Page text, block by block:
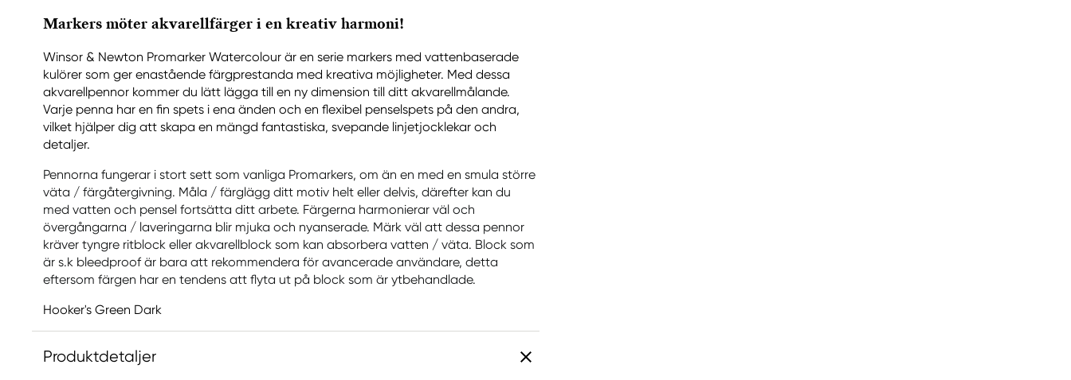
Markers möter akvarellfärger i en kreativ harmoni!
Winsor & Newton Promarker Watercolour är en serie markers med vattenbaserade
kulörer som ger enastående färgprestanda med kreativa möjligheter. Med dessa
akvarellpennor kommer du lätt lägga till en ny dimension till ditt akvarellmålande.
Varje penna har en fin spets i ena änden och en flexibel penselspets på den andra,
vilket hjälper dig att skapa en mängd fantastiska, svepande linjetjocklekar och
detaljer.
Pennorna fungerar i stort sett som vanliga Promarkers, om än en med en smula större
väta / färgåtergivning. Måla / färglägg ditt motiv helt eller delvis, därefter kan du
med vatten och pensel fortsätta ditt arbete. Färgerna harmonierar väl och
övergångarna / laveringarna blir mjuka och nyanserade. Märk väl att dessa pennor
kräver tyngre ritblock eller akvarellblock som kan absorbera vatten / väta. Block som
är s.k bleedproof är bara att rekommendera för avancerade användare, detta
eftersom färgen har en tendens att flyta ut på block som är ytbehandlade.
Hooker's Green Dark
Produktdetaljer